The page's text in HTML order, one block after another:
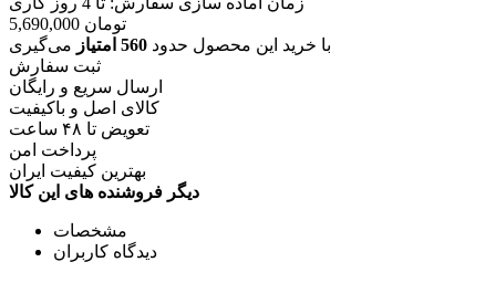
5,690,000 تومان
با خرید این محصول حدود 560 امتیاز
می‌گیری
ثبت سفارش
ارسال سریع و رایگان
کالای اصل و باکیفیت
تعویض تا ۴۸ ساعت
پرداخت امن
بهترین کیفیت ایران
دیگر فروشنده های این کالا
مشخصات
دیدگاه کاربران